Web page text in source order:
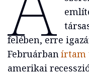
felében, erre
Februárbanírtam
amerikai